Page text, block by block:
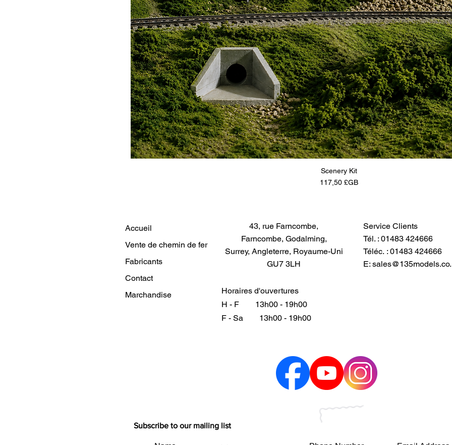
Scenery Kit
Prix
117,50 £GB
Accueil
Vente de chemin de fer
Fabricants
Contact
Marchandise
43, rue Farncombe,
Farncombe, Godalming,
Surrey, Angleterre, Royaume-Uni
GU7 3LH
Horaires d'ouvertures
H - F
13h00 - 19h00
F - Sa
13h00 - 19h00
Service Clients
Tél. : 01483 424666
Téléc. : 01483 424666
E:
Subscribe to our mailing list